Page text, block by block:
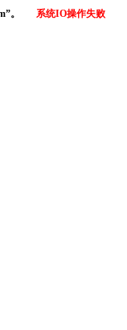
。 系统IO操作失败